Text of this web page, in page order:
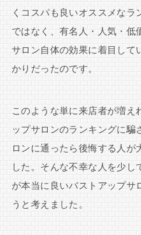
くコスパも良いオススメなラ
ではなく、有名人・人気・低
サロン自体の効果に着目して
かりだったのです。
このような単に来店者が増え
ップサロンのランキングに騙
ロンに通ったら後悔する人が
した。そんな不幸な人を少し
が本当に良いバストアップサ
うと考えました。